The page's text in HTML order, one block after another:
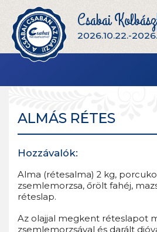
Csabai
2026.10.22.-
ALMÁS RÉTES
Hozzávalók:
Alma (rétesalma) 2 kg,
zsemlemorzsa, őrölt fahéj,
réteslap.
Az olajjal megkent réteslapot
zsemlemorzsával és darált